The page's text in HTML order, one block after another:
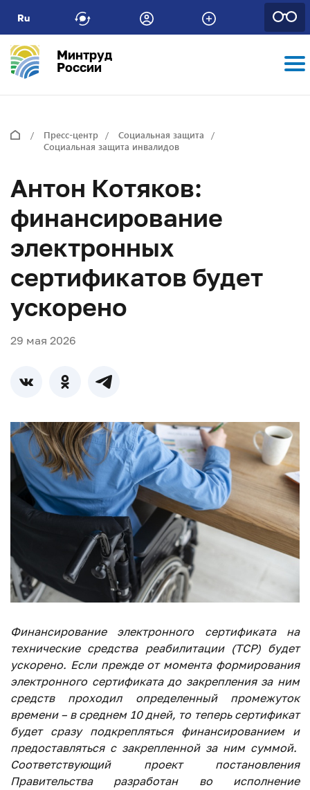
Ru
Минтруд
России
Пресс-центр
Социальная защита
Социальная защита инвалидов
Антон Котяков:
финансирование
электронных
сертификатов будет
ускорено
29 мая 2026
Финансирование электронного сертификата на
технические средства реабилитации (ТСР) будет
ускорено. Если прежде от момента формирования
электронного сертификата до закрепления за ним
средств проходил определенный промежуток
времени – в среднем 10 дней, то теперь сертификат
будет сразу подкрепляться финансированием и
предоставляться с закрепленной за ним суммой.
Соответствующий проект постановления
Правительства разработан во исполнение